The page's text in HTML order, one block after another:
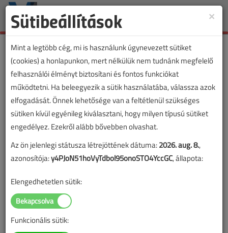
Toggle
Lapszám:
×
Sütibeállítások
Mint a legtöbb cég, mi is használunk úgynevezett sütiket
(cookies) a honlapunkon, mert nélkülük nem tudnánk megfelelő
felhasználói élményt biztosítani és fontos funkciókat
működtetni. Ha beleegyezik a sütik használatába, válassza azok
elfogadását. Önnek lehetősége van a feltétlenül szükséges
sütiken kívül egyénileg kiválasztani, hogy milyen típusú sütiket
engedélyez. Ezekről alább bővebben olvashat.
Az ön jelenlegi státusza létrejöttének dátuma:2026. aug. 8.,
azonosítója:y4PJoN51hoVyTdbol95onoSTO4YccGC, állapota:
Elengedhetetlen sütik:
Funkcionális sütik: